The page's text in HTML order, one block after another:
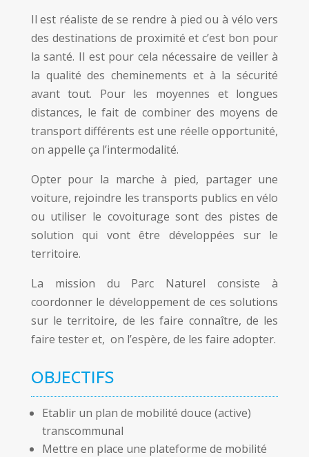
Il est réaliste de se rendre à pied ou à vélo vers
des destinations de proximité et c’est bon pour
la santé. Il est pour cela nécessaire de veiller à
la qualité des cheminements et à la sécurité
avant tout. Pour les moyennes et longues
distances, le fait de combiner des moyens de
transport différents est une réelle opportunité,
on appelle ça l’intermodalité.
Opter pour la marche à pied, partager une
voiture, rejoindre les transports publics en vélo
ou utiliser le covoiturage sont des pistes de
solution qui vont être développées sur le
territoire.
La mission du Parc Naturel consiste à
coordonner le développement de ces solutions
sur le territoire, de les faire connaître, de les
faire tester et, on l’espère, de les faire adopter.
OBJECTIFS
Etablir un plan de mobilité douce (active)
transcommunal
Mettre en place une plateforme de mobilité